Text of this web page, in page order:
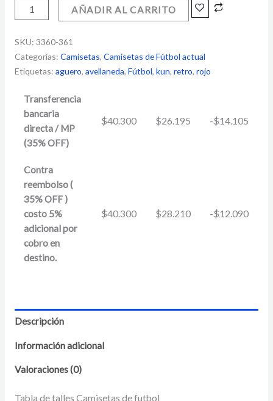
AÑADIR AL CARRITO
SKU: 3360-361
Categorías: Camisetas, Camisetas de Fútbol actual
Etiquetas: aguero, avellaneda, Fútbol, kun, retro, rojo
Transferencia
bancaria
directa / MP
(35% OFF)
$40.300 $26.195 -$14.105
Contra
reembolso (
35% OFF )
costo 5%
adicional por
cobro en
destino.
$40.300 $28.210 -$12.090
Descripción
Información adicional
Valoraciones (0)
Tabla de talles Camisetas de futbol